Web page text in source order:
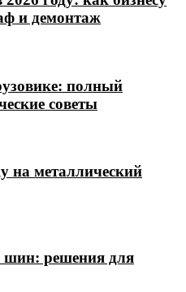
и демонтаж
полный
советы
на металлический
шин: решения для